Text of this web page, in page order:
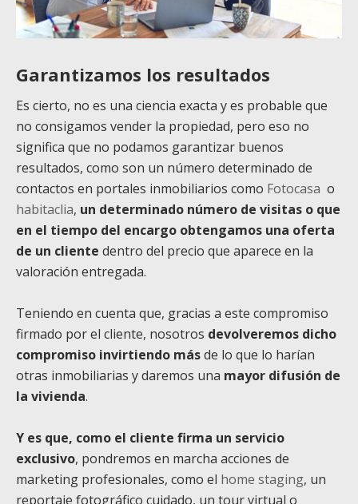
Garantizamos los resultados
Es cierto, no es una ciencia exacta y es probable que
no consigamos vender la propiedad, pero eso no
significa que no podamos garantizar buenos
resultados, como son un número determinado de
contactos en portales inmobiliarios como Fotocasa o
habitaclia, un determinado número de visitas o que
en el tiempo del encargo obtengamos una oferta
de un cliente dentro del precio que aparece en la
valoración entregada.
Teniendo en cuenta que, gracias a este compromiso
firmado por el cliente, nosotros devolveremos dicho
compromiso invirtiendo másde lo que lo harían
otras inmobiliarias y daremos una mayor difusión de
la vivienda.
Y es que, como el cliente firma un servicio
exclusivo, pondremos en marcha acciones de
marketing profesionales, como el home staging, un
reportaje fotográfico cuidado, un tour virtual o